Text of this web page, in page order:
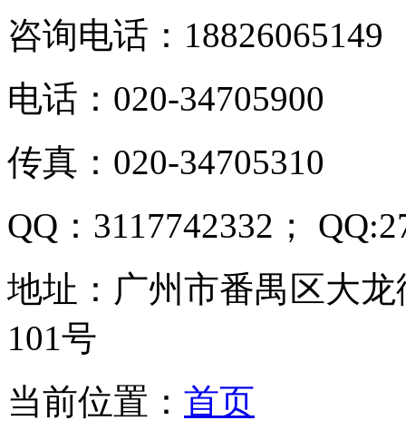
咨询电话：18826065149
电话：020-34705900
传真：020-34705310
QQ：3117742332；
地址：广州市番禺区大
101号
当前位置： 首页